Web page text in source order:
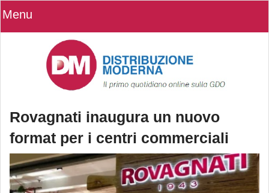
Menu
Rovagnati inaugura un nuovo
format per i centri commerciali